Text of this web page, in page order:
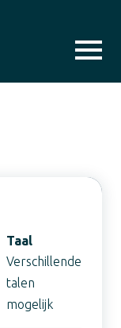
Taal
Verschillende
talen
mogelijk